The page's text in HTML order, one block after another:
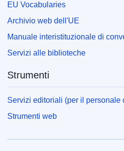
EU Vocabularies
Archivio web dell'UE
Manuale interistituzionale di
Servizi alle biblioteche
Strumenti
Servizi editoriali (per il personale
Strumenti web